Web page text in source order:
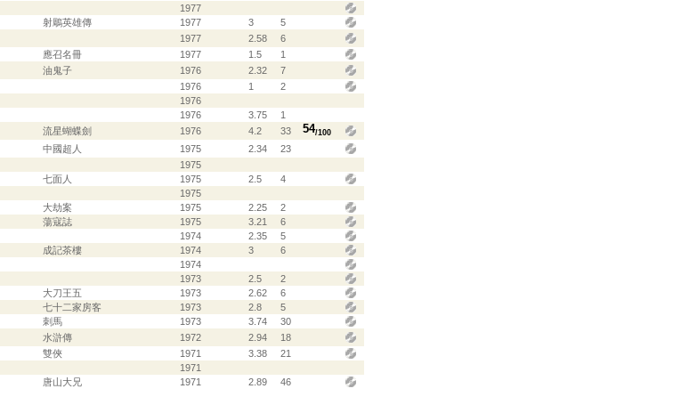
1977
射鵰英雄傳 1977 3
5
1977 2.58
6
應召名冊 1977 1.5
1
油鬼子 1976 2.32
7
1976 1
2
1976
1976 3.75
1
流星蝴蝶劍 1976 4.2 33 54/100
中國超人 1975 2.34
23
1975
七面人 1975 2.5
4
1975
大劫案 1975 2.25
2
蕩寇誌 1975 3.21
6
1974 2.35
5
成記茶樓 1974 3
6
1974
1973 2.5
2
大刀王五 1973 2.62
6
七十二家房客 1973 2.8
5
刺馬 1973 3.74
30
水滸傳 1972 2.94
18
雙俠 1971 3.38
21
1971
唐山大兄 1971 2.89 46